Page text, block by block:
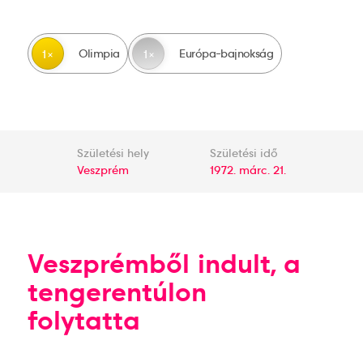
1 Olimpia 1 Európa-bajnokság
Születési hely
Veszprém
Születési idő
1972. márc. 21.
Veszprémből indult, a
tengerentúlon
folytatta